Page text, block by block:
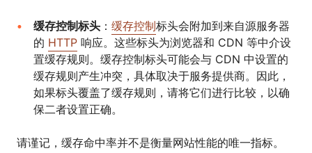
缓存控制标头 ： 缓存控制标头会附加到来自源服务器
的 HTTP 响应。这些标头为浏览器和 CDN 等中介设
置缓存规则。缓存控制标头可能会与 CDN 中设置的
缓存规则产生冲突，具体取决于服务提供商。因此，
如果标头覆盖了缓存规则，请将它们进行比较，以确
保二者设置正确。
请谨记，缓存命中率并不是衡量网站性能的唯一指标。